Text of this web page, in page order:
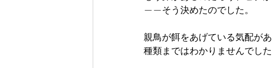
——そう決めたのでした。
親鳥が餌をあげている気配が
種類まではわかりませんでし